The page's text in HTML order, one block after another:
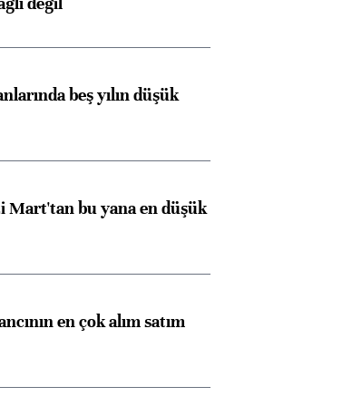
beş yılın düşük
Mart'tan bu yana en düşük
en çok alım satım